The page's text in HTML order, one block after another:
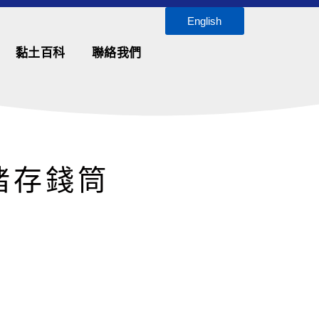
English
黏土百科 聯絡我們
存錢筒